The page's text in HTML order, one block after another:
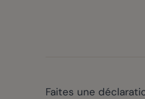
Faites une